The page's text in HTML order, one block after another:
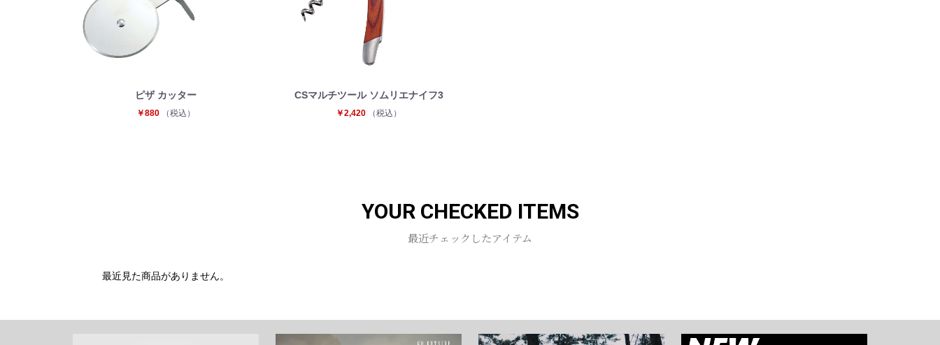
ピザ カッター
￥880 （税込）
CSマルチツール ソムリエナイフ3
￥2,420 （税込）
YOUR CHECKED ITEMS
最近チェックしたアイテム
最近見た商品がありません。